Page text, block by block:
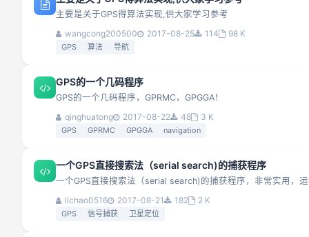
主要是关于GPS得算法实现,供大家学习参考
wangcong200500
2017-08-25 114 98 K
GPS 算法 导航
GPS的一个几码程序
GPS的一个几码程序，GPRMC，GPGGA！
qinghuatong
2017-08-22 48 3 K
GPS GPRMC GPGGA navigation
一个GPS直接搜索法（serial search)的捕获程序
一个GPS直接搜索法（serial search)的捕获程序，非常实用，
lichao0516
2017-08-21 182 2 K
GPS 信号捕获 卫星定位